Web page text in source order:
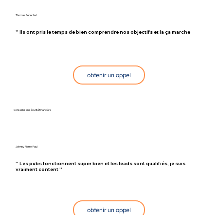
'' Ils ont pris le temps de bien comprendre nos objectifs et la ça marche ''
Thomas Sénéchal
obtenir un appel
'' Les pubs fonctionnent super bien et les leads sont qualifiés, je suis
vraiment content ''
Johnny Pierre-Paul
Conseiller en sécurité financière
obtenir un appel